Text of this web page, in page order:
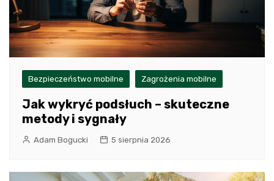
Bezpieczeństwo mobilne Zagrożenia mobilne
Jak wykryć podsłuch – skuteczne
metody i sygnały
Adam Bogucki 5 sierpnia 2026